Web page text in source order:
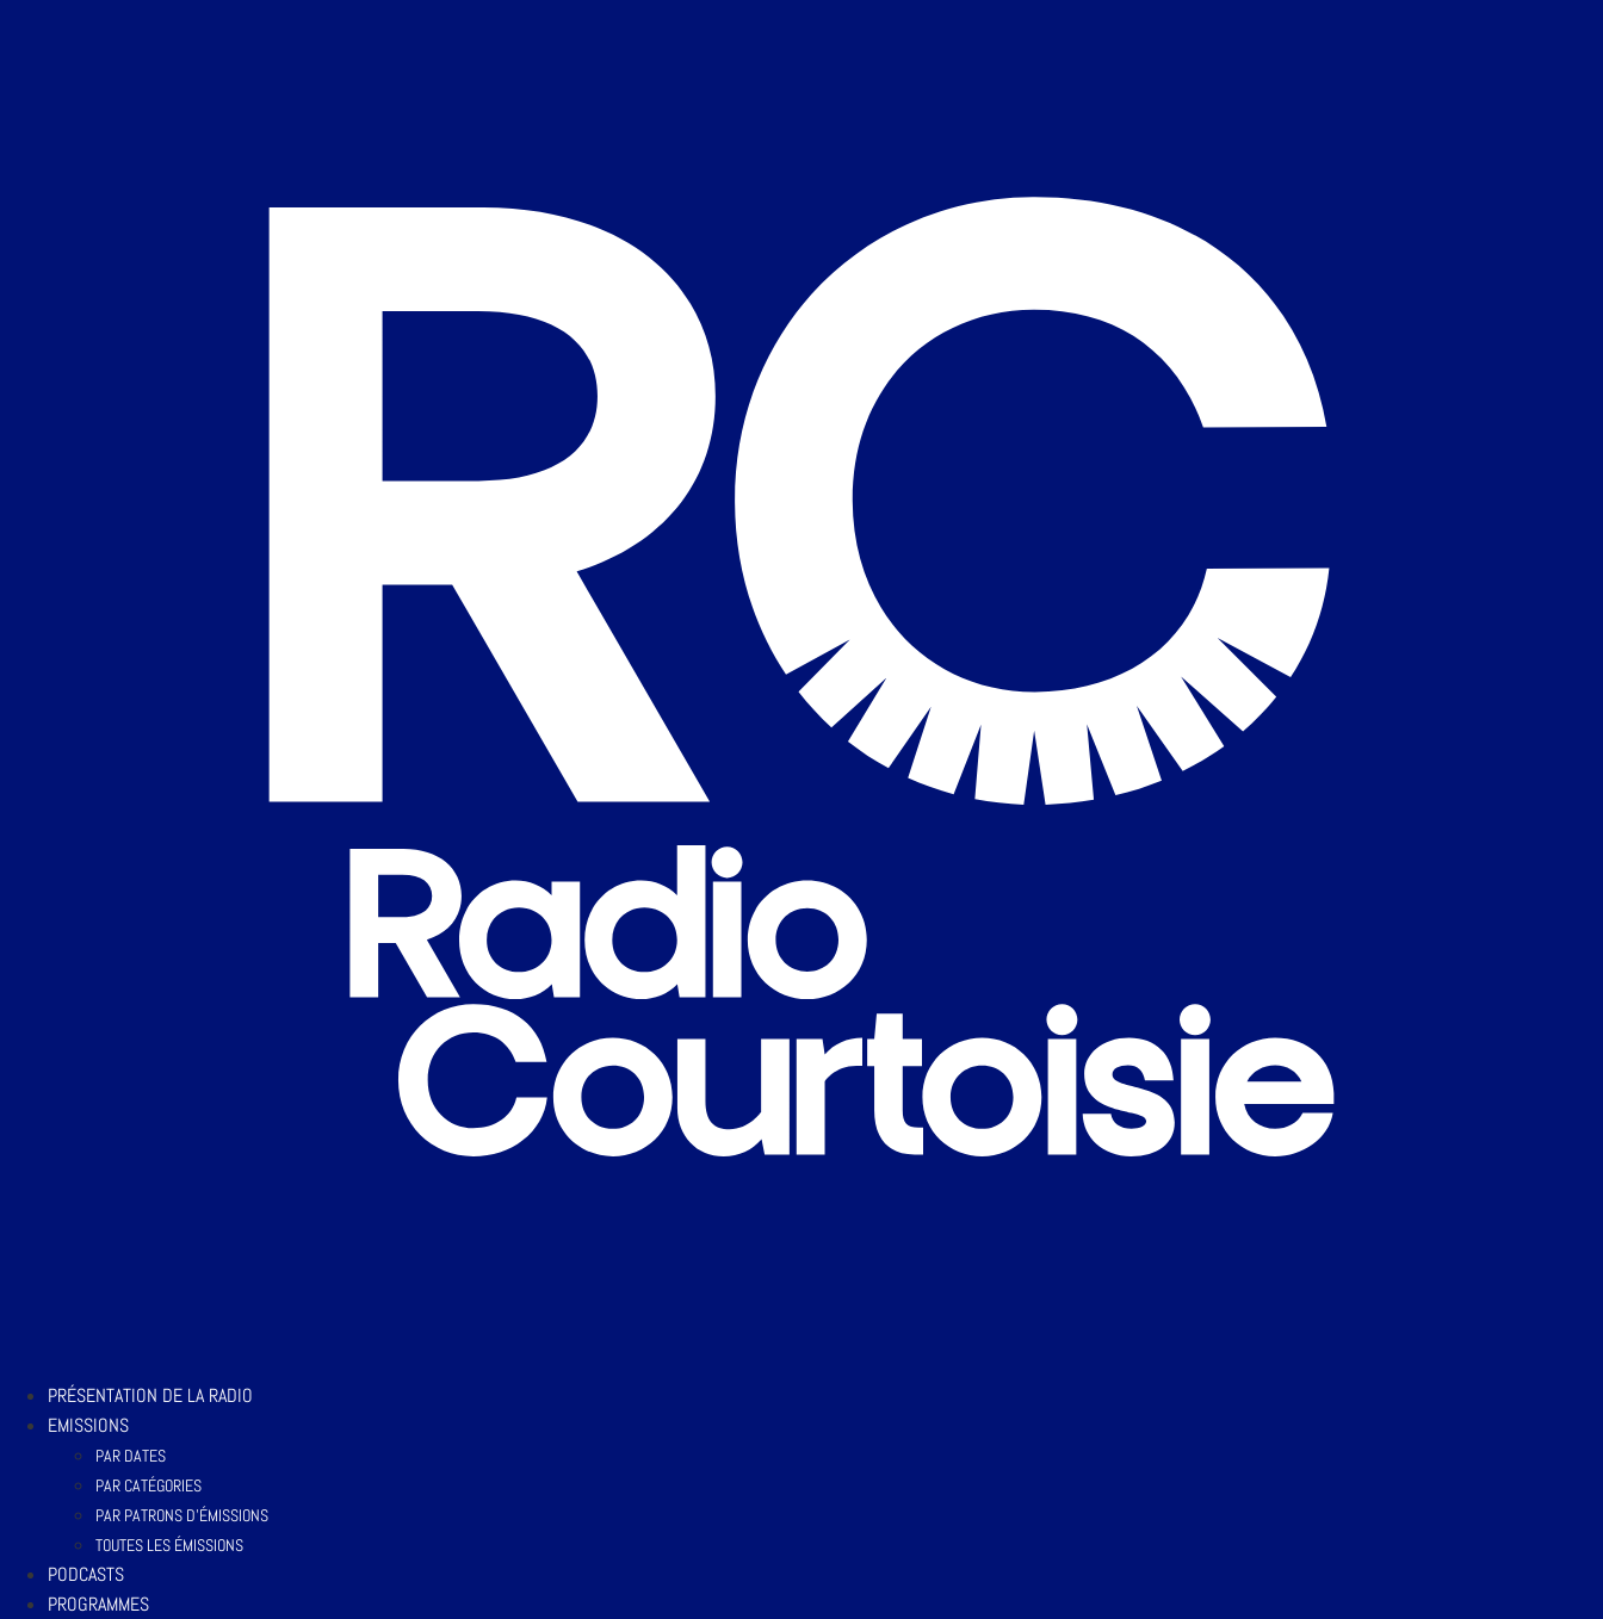
PRÉSENTATION DE LA RADIO
EMISSIONS
PAR DATES
PAR CATÉGORIES
PAR PATRONS D’ÉMISSIONS
TOUTES LES ÉMISSIONS
PODCASTS
PROGRAMMES